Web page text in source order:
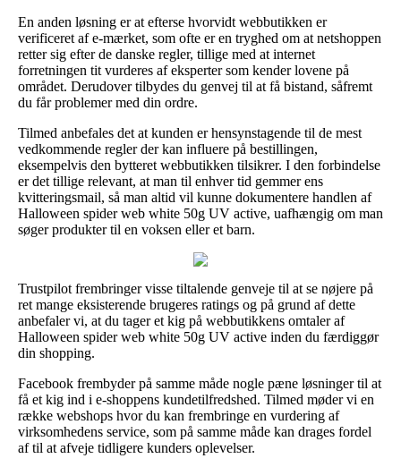
En anden løsning er at efterse hvorvidt webbutikken er
verificeret af e-mærket, som ofte er en tryghed om at netshoppen
retter sig efter de danske regler, tillige med at internet
forretningen tit vurderes af eksperter som kender lovene på
området. Derudover tilbydes du genvej til at få bistand, såfremt
du får problemer med din ordre.
Tilmed anbefales det at kunden er hensynstagende til de mest
vedkommende regler der kan influere på bestillingen,
eksempelvis den bytteret webbutikken tilsikrer. I den forbindelse
er det tillige relevant, at man til enhver tid gemmer ens
kvitteringsmail, så man altid vil kunne dokumentere handlen af
Halloween spider web white 50g UV active, uafhængig om man
søger produkter til en voksen eller et barn.
Trustpilot frembringer visse tiltalende genveje til at se nøjere på
ret mange eksisterende brugeres ratings og på grund af dette
anbefaler vi, at du tager et kig på webbutikkens omtaler af
Halloween spider web white 50g UV active inden du færdiggør
din shopping.
Facebook frembyder på samme måde nogle pæne løsninger til at
få et kig ind i e-shoppens kundetilfredshed. Tilmed møder vi en
række webshops hvor du kan frembringe en vurdering af
virksomhedens service, som på samme måde kan drages fordel
af til at afveje tidligere kunders oplevelser.